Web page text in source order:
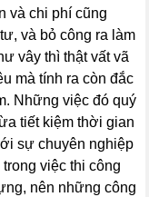
và chi phí cũng
và bỏ công ra làm
vây thì thật vất vã
mà tính ra còn đắc
Những việc đó quý
tiết kiệm thời gian
sự chuyên nghiệp
việc thi công
nên những công